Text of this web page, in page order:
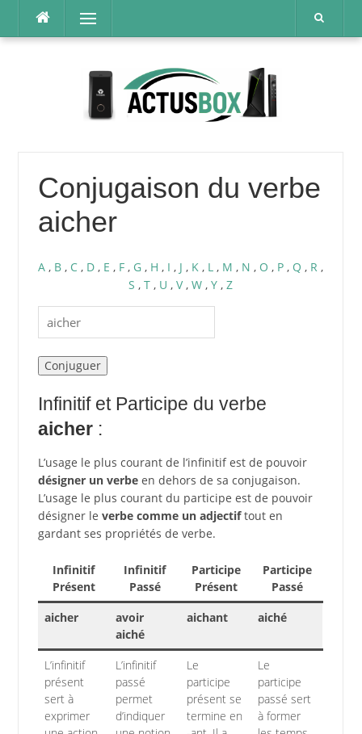
contenu
Menu
Conjugaison du verbe
aicher
A , B , C , D , E , F , G , H , I , J , K , L , M , N , O , P , Q , R ,
S , T , U , V, W , Y , Z
Infinitif et Participe du verbe
aicher:
L’usage le plus courant de l’infinitif est de pouvoir
désigner un verbeen dehors de sa conjugaison.
L’usage le plus courant du participe est de pouvoir
désigner le verbe comme un adjectiftout en
gardant ses propriétés de verbe.
Infinitif
Présent
Infinitif
Passé
Participe
Présent
Participe
Passé
aicher
avoir
aiché
aichant aiché
L’infinitif
présent
sert à
exprimer
L’infinitif
passé
permet
d’indiquer
Le
participe
présent se
termine en
Le
participe
passé sert
à former